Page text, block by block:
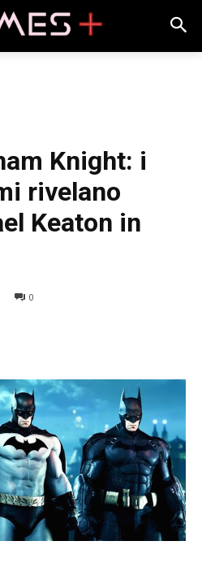
Knight: i
rivelano
Keaton in
0